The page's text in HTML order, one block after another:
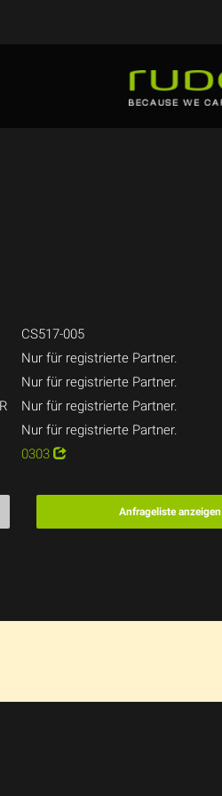
CS517-005
Nur für registrierte Partner.
Nur für registrierte Partner.
Nur für registrierte Partner.
Nur für registrierte Partner.
0303
Anfrageliste anzeigen